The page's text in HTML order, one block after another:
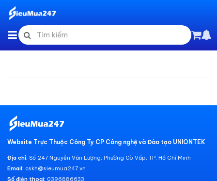
Website Trực Thuộc Công Ty CP Công nghệ và Đào tạo UNIONTEK
Địa chỉ: Số 247 Nguyễn Văn Lượng, Phường Gò Vấp, TP. Hồ Chí Minh
Email: cskh@sieumua247.vn
Số điện thoại: 0396886633